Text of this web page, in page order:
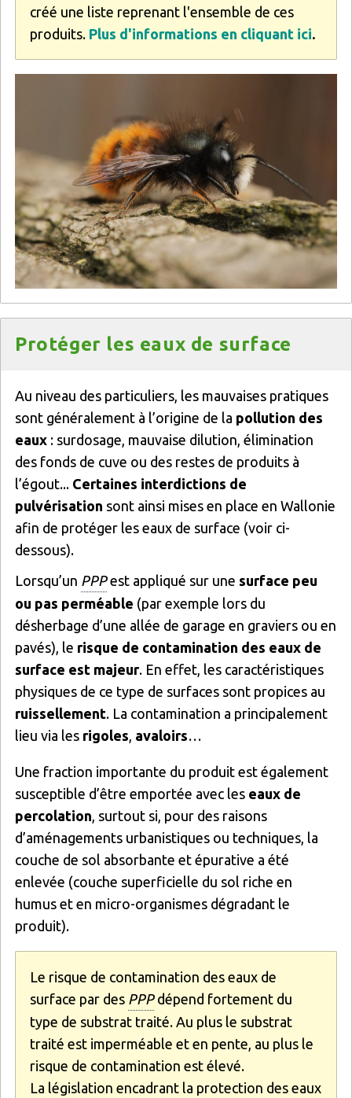
créé une liste reprenant l'ensemble de ces
produits. Plus d'informations en cliquant ici.
Protéger les eaux de surface
Au niveau des particuliers, les mauvaises pratiques
sont généralement à l’origine de la pollution des
eaux : surdosage, mauvaise dilution, élimination
des fonds de cuve ou des restes de produits à
l’égout... Certaines interdictions de
pulvérisation sont ainsi mises en place en Wallonie
afin de protéger les eaux de surface (voir ci-
dessous).
Lorsqu’un PPPest appliqué sur une surface peu
ou pas perméable (par exemple lors du
désherbage d’une allée de garage en graviers ou en
pavés), le risque de contamination des eaux de
surface est majeur. En effet, les caractéristiques
physiques de ce type de surfaces sont propices au
ruissellement. La contamination a principalement
lieu via les rigoles avaloirs…
Une fraction importante du produit est également
susceptible d’être emportée avec les eaux de
percolation , surtout si, pour des raisons
d’aménagements urbanistiques ou techniques, la
couche de sol absorbante et épurative a été
enlevée (couche superficielle du sol riche en
humus et en micro-organismes dégradant le
produit).
Le risque de contamination des eaux de
surface par des PPPdépend fortement du
type de substrat traité. Au plus le substrat
traité est imperméable et en pente, au plus le
risque de contamination est élevé.
La législation encadrant la protection des eaux